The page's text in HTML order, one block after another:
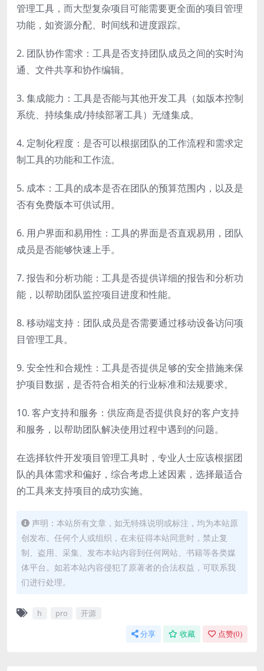
管理工具，而大型复杂项目可能需要更全面的项目管理
功能，如资源分配、时间线和进度跟踪。
2. 团队协作需求：工具是否支持团队成员之间的实时沟
通、文件共享和协作编辑。
3. 集成能力：工具是否能与其他开发工具（如版本控制
系统、持续集成/持续部署工具）无缝集成。
4. 定制化程度：是否可以根据团队的工作流程和需求定
制工具的功能和工作流。
5. 成本：工具的成本是否在团队的预算范围内，以及是
否有免费版本可供试用。
6. 用户界面和易用性：工具的界面是否直观易用，团队
成员是否能够快速上手。
7. 报告和分析功能：工具是否提供详细的报告和分析功
能，以帮助团队监控项目进度和性能。
8. 移动端支持：团队成员是否需要通过移动设备访问项
目管理工具。
9. 安全性和合规性：工具是否提供足够的安全措施来保
护项目数据，是否符合相关的行业标准和法规要求。
10. 客户支持和服务：供应商是否提供良好的客户支持
和服务，以帮助团队解决使用过程中遇到的问题。
在选择软件开发项目管理工具时，专业人士应该根据团
队的具体需求和偏好，综合考虑上述因素，选择最适合
的工具来支持项目的成功实施。
声明：本站所有文章，如无特殊说明或标注，均为本站原
创发布。任何个人或组织，在未征得本站同意时，禁止复
制、盗用、采集、发布本站内容到任何网站、书籍等各类媒
体平台。如若本站内容侵犯了原著者的合法权益，可联系我
们进行处理。
h pro 开源
分享 收藏 点赞(0)